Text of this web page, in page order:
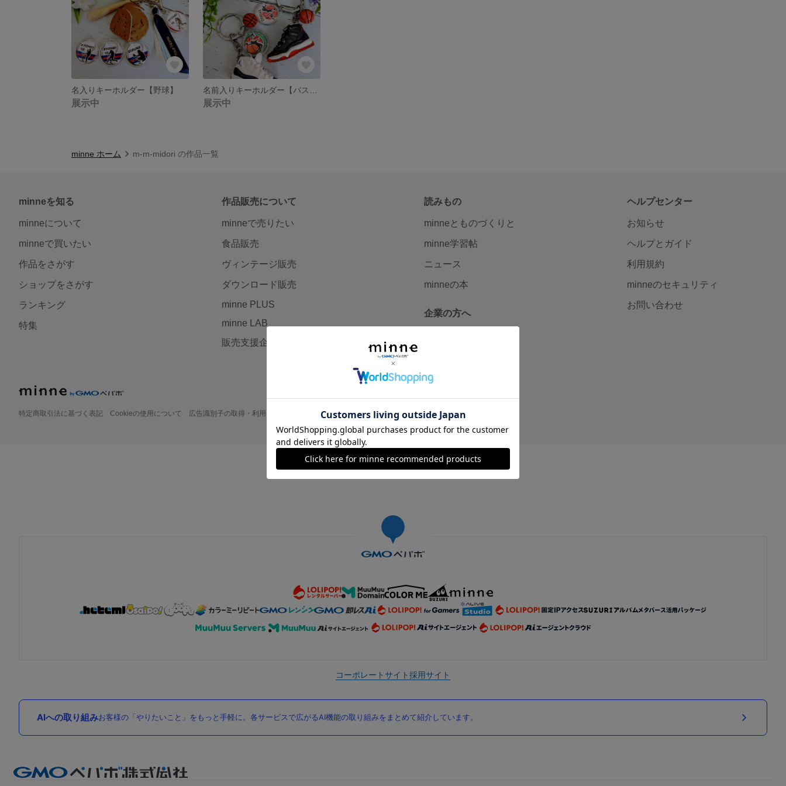
名入りキーホルダー【野球】
展示中 展示中
minne ホーム m-m-midori の作品一覧
minneを知る
minneについて
minneで買いたい
作品をさがす
ショップをさがす
ランキング
特集
作品販売について
minneで売りたい
食品販売
ヴィンテージ販売
ダウンロード販売
minne PLUS
minne LAB
販売支援企画・イベント
読みもの
minneとものづくりと
minne学習帖
ニュース
minneの本
企業の方へ
ヘルプセンター
お知らせ
ヘルプとガイド
利用規約
minneのセキュリティ
お問い合わせ
特定商取引法に基づく表記 Cookieの使用について 広告識別子の取得・利用 プライバシーポリシー 会社概要 採用情報 メディアキット
©GMO Pepabo, Inc. All rights reserved.
コーポレートサイト採用サイト
AIへの取り組みお客様の「やりたいこと」をもっと手軽に。各サービスで広がるAI機能の取り組みをまとめて紹介しています。